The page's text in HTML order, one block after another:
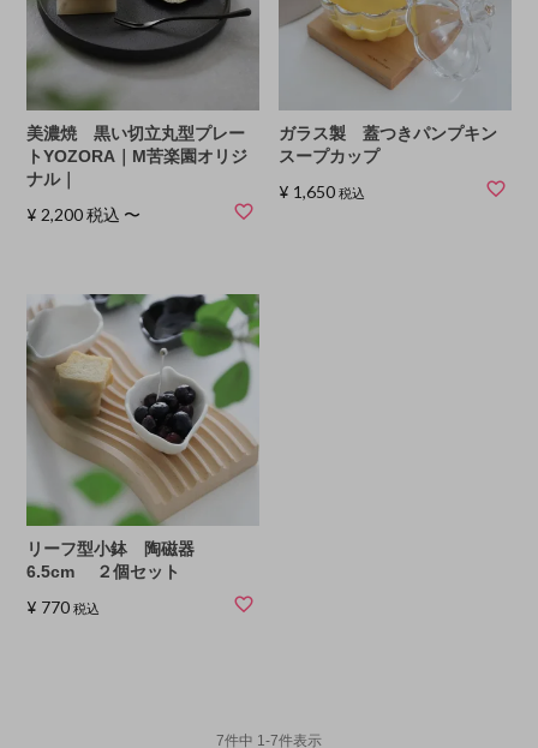
美濃焼 黒い切立丸型プレー
トYOZORA｜M苦楽園オリジ
ナル｜
¥ 2,200 税込 〜
ガラス製 蓋つきパンプキン
スープカップ
¥ 1,650 税込
リーフ型小鉢 陶磁器
6.5cm ２個セット
¥ 770 税込
7件中 1-7件表示